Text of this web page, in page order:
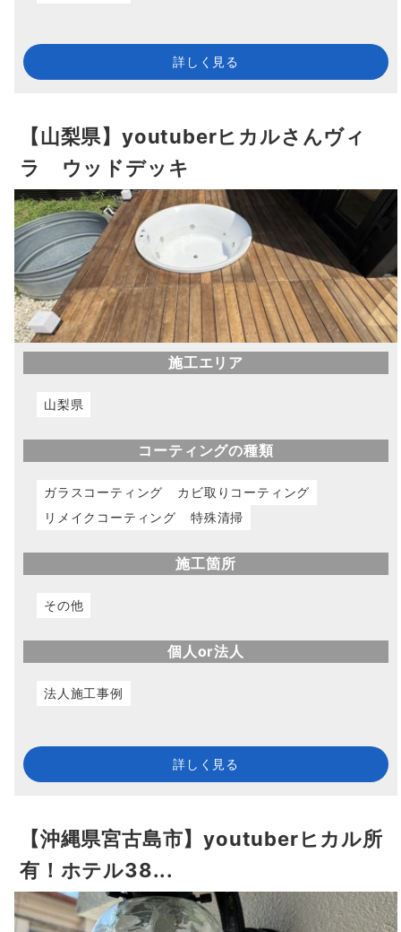
詳しく見る
【山梨県】youtuberヒカルさんヴィ
ラ ウッドデッキ
施工エリア
山梨県
コーティングの種類
ガラスコーティング
カビ取りコーティング
リメイクコーティング
特殊清掃
施工箇所
その他
個人or法人
法人施工事例
詳しく見る
【沖縄県宮古島市】youtuberヒカル所
有！ホテル38...